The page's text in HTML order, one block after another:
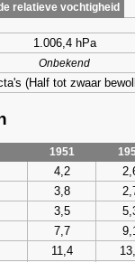
relatieve vochtigheid
1.006,4 hPa
Onbekend
(Half tot zwaar
1951
4,2
3,8
3,5
7,7
11,4